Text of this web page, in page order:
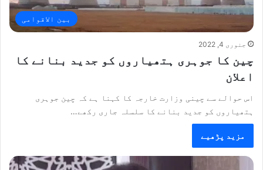
بین الاقوامی
جنوری 4, 2022
چین کا جوہری ہتھیاروں کو جدید بنانے کا
اعلان
اس حوالے سے چینی وزارت خارجہ کا کہنا ہے کہ چین جوہری
ہتھیاروں کو جدید بنانے کا سلسلہ جاری رکھے…
مزید پڑھیے